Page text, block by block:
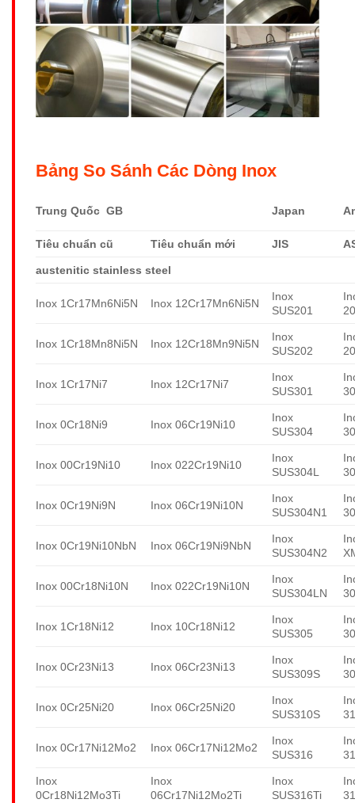
Bảng So Sánh Các Dòng Inox
Trung Quốc GB Japan
Tiêu chuẩn cũ Tiêu chuẩn mới JIS
austenitic stainless steel
Inox 1Cr17Mn6Ni5N Inox 12Cr17Mn6Ni5N
Inox
SUS201
Inox 1Cr18Mn8Ni5N Inox 12Cr18Mn9Ni5N
Inox
SUS202
Inox 1Cr17Ni7 Inox 12Cr17Ni7
Inox
SUS301
Inox 0Cr18Ni9 Inox 06Cr19Ni10
Inox
SUS304
Inox 00Cr19Ni10 Inox 022Cr19Ni10
Inox
SUS304L
Inox 0Cr19Ni9N Inox 06Cr19Ni10N
Inox
SUS304N1
Inox 0Cr19Ni10NbN Inox 06Cr19Ni9NbN
Inox
SUS304N2
Inox 00Cr18Ni10N Inox 022Cr19Ni10N
Inox
SUS304LN
Inox 1Cr18Ni12 Inox 10Cr18Ni12
Inox
SUS305
Inox 0Cr23Ni13 Inox 06Cr23Ni13
Inox
SUS309S
Inox 0Cr25Ni20 Inox 06Cr25Ni20
Inox
SUS310S
Inox 0Cr17Ni12Mo2 Inox 06Cr17Ni12Mo2
Inox
SUS316
Inox
0Cr18Ni12Mo3Ti
Inox
06Cr17Ni12Mo2Ti
Inox
SUS316Ti